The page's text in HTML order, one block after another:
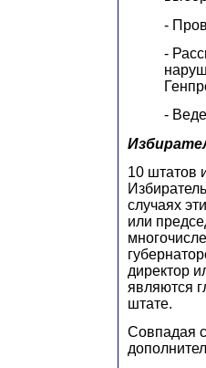
-
-
-
10 штатов
случаях
или
директор
являются
штате.
Совпадая